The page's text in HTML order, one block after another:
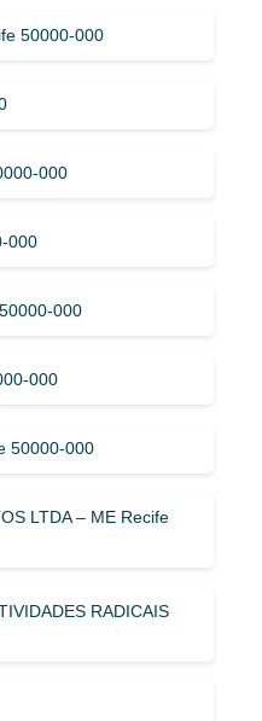
50000-000
000
000
000
000
50000-000
LTDA – ME Recife
RADICAIS